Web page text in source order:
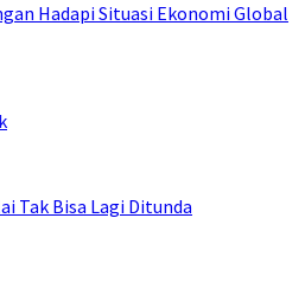
Hadapi Situasi Ekonomi Global
Tak Bisa Lagi Ditunda